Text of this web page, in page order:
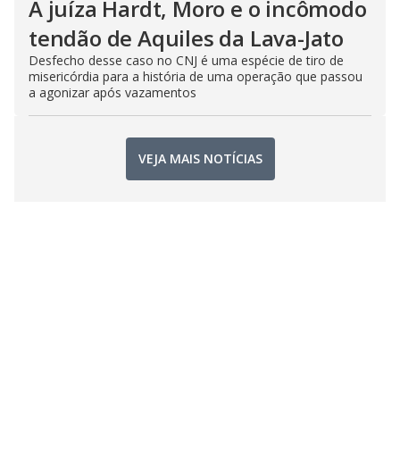
A juíza Hardt, Moro e o incômodo
tendão de Aquiles da Lava-Jato
Desfecho desse caso no CNJ é uma espécie de tiro de
misericórdia para a história de uma operação que passou
a agonizar após vazamentos
VEJA MAIS NOTÍCIAS